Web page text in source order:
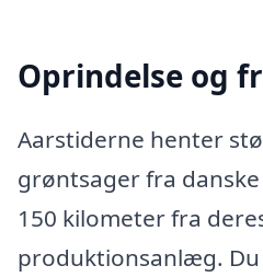
Oprindelse og
Aarstiderne henter
grøntsager fra
150 kilometer fra
produktionsanlæg.